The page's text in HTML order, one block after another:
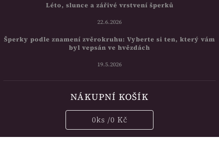
Léto, slunce a zářivé vrstvení šperků
22.6.2026
Šperky podle znamení zvěrokruhu: Vyberte si ten, který vám
byl vepsán ve hvězdách
19.5.2026
NÁKUPNÍ KOŠÍK
0ks /0 Kč